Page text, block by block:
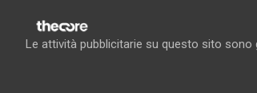
Le attività pubblicitarie su questo sito sono